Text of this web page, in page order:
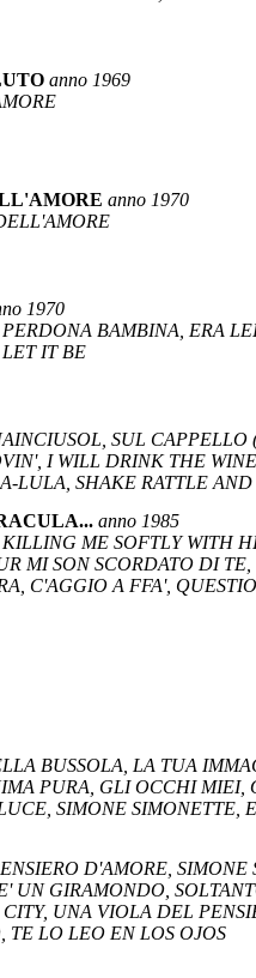
anno 1969
anno 1970
1970
BAMBINA, ERA
IT BE
SUL
I WILL DRINK THE
LULA, SHAKE RATTLE AND
anno 1985
ME SOFTLY WITH
MI SON SCORDATO DI
C'AGGIO A FFA',
BUSSOLA, LA TUA
PURA, GLI OCCHI
SIMONE SIMONETTE,
D'AMORE,
UN GIRAMONDO,
UNA VIOLA DEL
TE LO LEO EN LOS OJOS